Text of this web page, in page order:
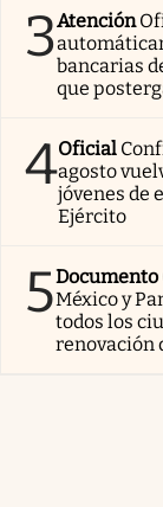
3Atención
bancarias
que
4Oficial
agosto
jóvenes de
Ejército
5Documento
México y
todos los
renovación